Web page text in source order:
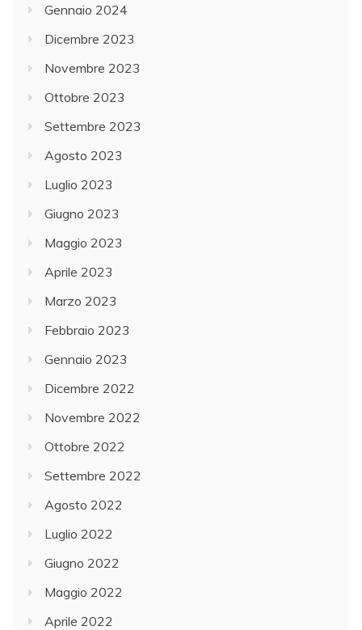
Gennaio 2024
Dicembre 2023
Novembre 2023
Ottobre 2023
Settembre 2023
Agosto 2023
Luglio 2023
Giugno 2023
Maggio 2023
Aprile 2023
Marzo 2023
Febbraio 2023
Gennaio 2023
Dicembre 2022
Novembre 2022
Ottobre 2022
Settembre 2022
Agosto 2022
Luglio 2022
Giugno 2022
Maggio 2022
Aprile 2022